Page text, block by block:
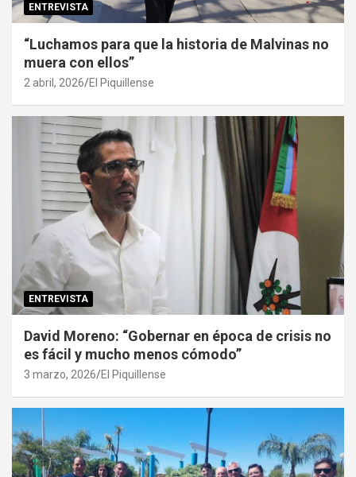
ENTREVISTA
“Luchamos para que la historia de Malvinas no
muera con ellos”
2 abril, 2026 El Piquillense
ENTREVISTA
David Moreno: “Gobernar en época de crisis no
es fácil y mucho menos cómodo”
3 marzo, 2026 El Piquillense